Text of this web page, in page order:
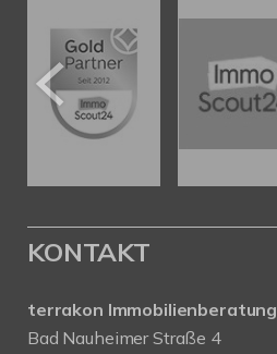
KONTAKT
terrakon Immobilienberatung
Bad Nauheimer Straße 4